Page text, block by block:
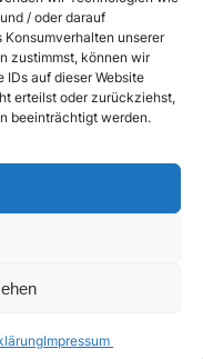
/ oder darauf
unserer
zustimmst, können wir
auf dieser Website
erteilst oder zurückziehst,
beeinträchtigt werden.
Impressum